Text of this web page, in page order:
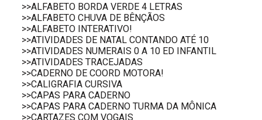
>>ALFABETO BORDA VERDE 4 LETRAS
>>ALFABETO CHUVA DE BÊNÇÃOS
>>ALFABETO INTERATIVO!
>>ATIVIDADES DE NATAL CONTANDO ATÉ 10
>>ATIVIDADES NUMERAIS 0 A 10 ED INFANTIL
>>ATIVIDADES TRACEJADAS
>>CADERNO DE COORD MOTORA!
>>CALIGRAFIA CURSIVA
>>CAPAS PARA CADERNO
>>CAPAS PARA CADERNO TURMA DA MÔNICA
>>CARTAZES COM VOGAIS